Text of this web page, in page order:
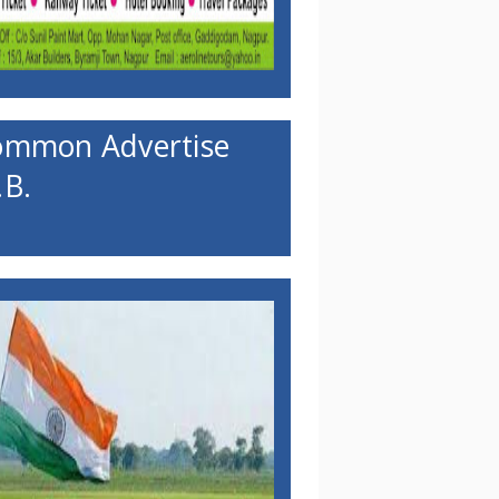
Advertise